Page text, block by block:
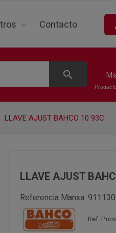
Contacto
search
LLAVE AJUST BAHCO 10 93C
LLAVE AJUST
Referencia Manxa: 911130
Ref.